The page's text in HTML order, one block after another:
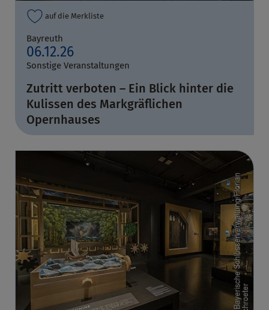
auf die Merkliste
Bayreuth
06.12.26
Sonstige Veranstaltungen
Zutritt verboten – Ein Blick hinter die
Kulissen des Markgräflichen
Opernhauses